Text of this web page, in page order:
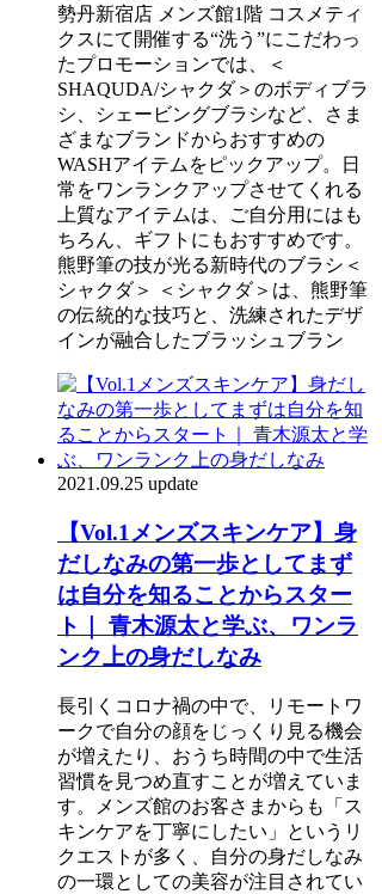
勢丹新宿店 メンズ館1階 コスメティ
クスにて開催する“洗う”にこだわっ
たプロモーションでは、＜
SHAQUDA/シャクダ＞のボディブラ
シ、シェービングブラシなど、さま
ざまなブランドからおすすめの
WASHアイテムをピックアップ。日
常をワンランクアップさせてくれる
上質なアイテムは、ご自分用にはも
ちろん、ギフトにもおすすめです。
熊野筆の技が光る新時代のブラシ＜
シャクダ＞ ＜シャクダ＞は、熊野筆
の伝統的な技巧と、洗練されたデザ
インが融合したブラッシュブラン
2021.09.25 update
【Vol.1メンズスキンケア】身
だしなみの第一歩としてまず
は自分を知ることからスター
ト｜ 青木源太と学ぶ、ワンラ
ンク上の身だしなみ
長引くコロナ禍の中で、リモートワ
ークで自分の顔をじっくり見る機会
が増えたり、おうち時間の中で生活
習慣を見つめ直すことが増えていま
す。メンズ館のお客さまからも「ス
キンケアを丁寧にしたい」というリ
クエストが多く、自分の身だしなみ
の一環としての美容が注目されてい